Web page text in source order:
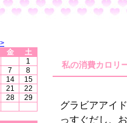
私の消費カロリ
グラビアアイ
っすぐだし、
金
土
1
7
8
14
15
21
22
28
29